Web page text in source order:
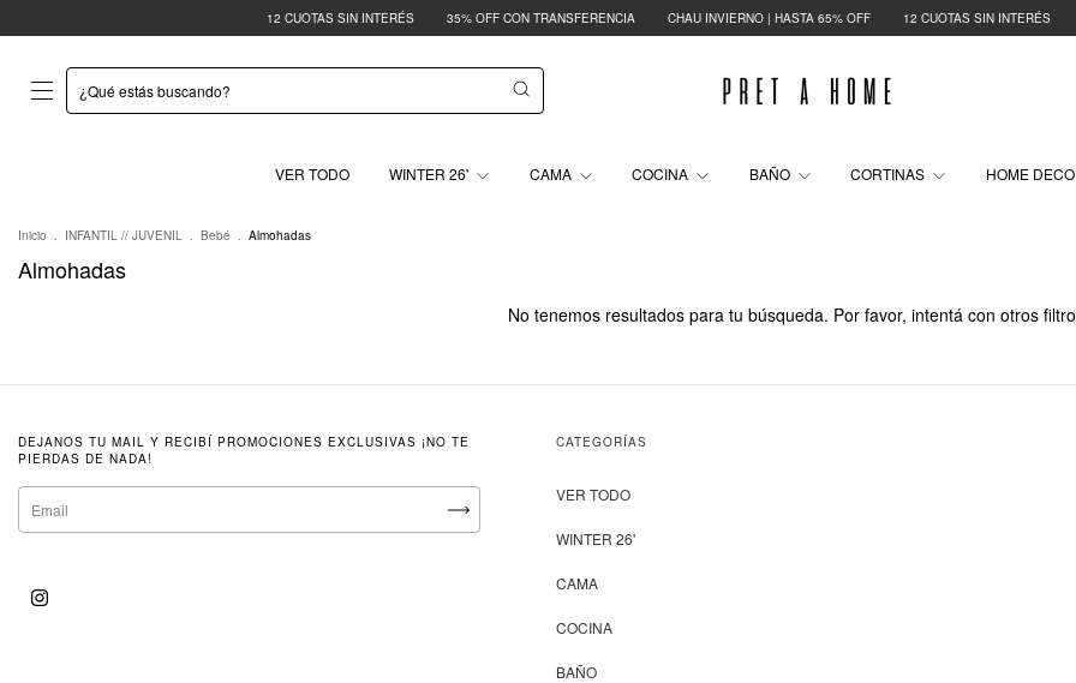
12 CUOTAS SIN INTERÉS 35% OFF CON TRANSFERENCIA CHAU INVIERNO | HASTA 65% OFF 12 CUOTAS SIN INTERÉS
VER TODO WINTER 26' CAMA COCINA BAÑO CORTINAS HOME DECO
Inicio . INFANTIL // JUVENIL . Bebé . Almohadas
Almohadas
No tenemos resultados para tu búsqueda. Por favor, intentá con otros
DEJANOS TU MAIL Y RECIBÍ PROMOCIONES EXCLUSIVAS ¡NO TE
PIERDAS DE NADA!
CATEGORÍAS
VER TODO
WINTER 26'
CAMA
COCINA
BAÑO